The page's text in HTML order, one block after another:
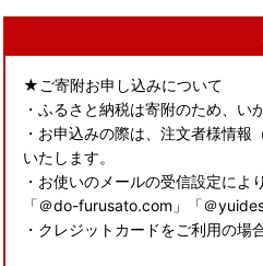
★ご寄附お申し込みについて
・ふるさと納税は寄附のため、い
・お申込みの際は、注文者様情
いたします。
・お使いのメールの受信設定によ
「＠do-furusato.com」「＠
・クレジットカードをご利用の場